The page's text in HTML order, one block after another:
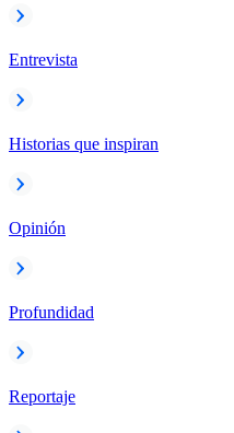
Entrevista
Historias que inspiran
Opinión
Profundidad
Reportaje